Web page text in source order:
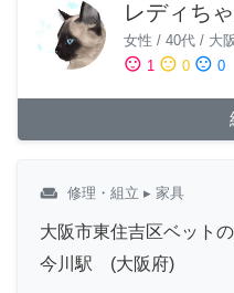
レディち
女性 / 40代 / 大
sentiment_satisfied 1 sentiment_neutral 0 sentiment_dissatisfied 0
weekend 修理・組立 ▸ 家具
大阪市東住吉区ベット
今川駅 (大阪府)